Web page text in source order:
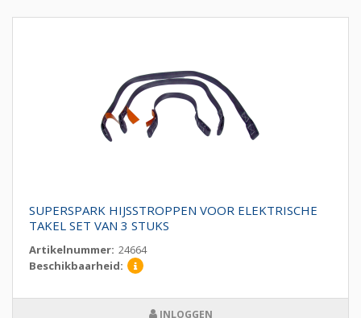
SUPERSPARK HIJSSTROPPEN VOOR ELEKTRISCHE
TAKEL SET VAN 3 STUKS
Artikelnummer: 24664
Beschikbaarheid:
INLOGGEN